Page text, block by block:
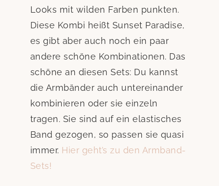
Looks mit wilden Farben punkten.
Diese Kombi heißt Sunset Paradise,
es gibt aber auch noch ein paar
andere schöne Kombinationen. Das
schöne an diesen Sets: Du kannst
die Armbänder auch untereinander
kombinieren oder sie einzeln
tragen. Sie sind auf ein elastisches
Band gezogen, so passen sie quasi
immer. Hier geht’s zu den Armband-
Sets!